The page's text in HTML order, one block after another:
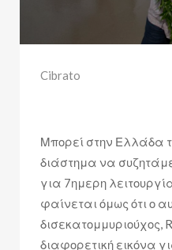
Cibrato
Μπορεί στην Ελλάδα
διάστημα να
για 7ημερη
φαίνεται όμως ότι ο
δισεκατομμυριούχος,
διαφορετική εικόνα